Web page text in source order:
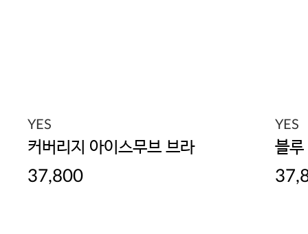
YES
커버리지 아이스무브 브라
37,800
YES
블루